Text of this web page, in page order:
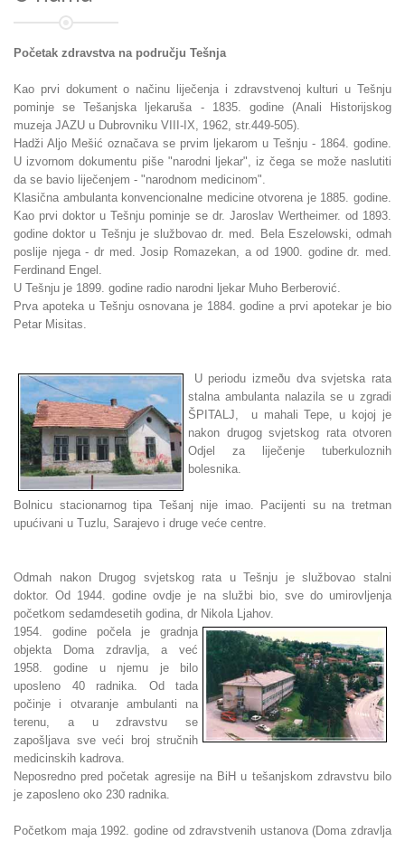
Početak zdravstva na području Tešnja
Kao prvi dokument o načinu liječenja i zdravstvenoj kulturi u Tešnju
pominje se Tešanjska ljekaruša - 1835. godine (Anali Historijskog
muzeja JAZU u Dubrovniku VIII-IX, 1962, str.449-505).
Hadži Aljo Mešić označava se prvim ljekarom u Tešnju - 1864. godine.
U izvornom dokumentu piše "narodni ljekar", iz čega se može naslutiti
da se bavio liječenjem - "narodnom medicinom".
Klasična ambulanta konvencionalne medicine otvorena je 1885. godine.
Kao prvi doktor u Tešnju pominje se dr. Jaroslav Wertheimer. od 1893.
godine doktor u Tešnju je službovao dr. med. Bela Eszelowski, odmah
poslije njega - dr med. Josip Romazekan, a od 1900. godine dr. med.
Ferdinand Engel.
U Tešnju je 1899. godine radio narodni ljekar Muho Berberović.
Prva apoteka u Tešnju osnovana je 1884. godine a prvi apotekar je bio
Petar Misitas.
U periodu izmeðu dva svjetska rata
stalna ambulanta nalazila se u zgradi
ŠPITALJ, u mahali Tepe, u kojoj je
nakon drugog svjetskog rata otvoren
Odjel za liječenje tuberkuloznih
bolesnika.
Bolnicu stacionarnog tipa Tešanj nije imao. Pacijenti su na tretman
upućivani u Tuzlu, Sarajevo i druge veće centre.
Odmah nakon Drugog svjetskog rata u Tešnju je službovao stalni
doktor. Od 1944. godine ovdje je na službi bio, sve do umirovljenja
početkom sedamdesetih godina, dr Nikola Ljahov.
1954. godine počela je gradnja
objekta Doma zdravlja, a već
1958. godine u njemu je bilo
uposleno 40 radnika. Od tada
počinje i otvaranje ambulanti na
terenu, a u zdravstvu se
zapošljava sve veći broj stručnih
medicinskih kadrova.
Neposredno pred početak agresije na BiH u tešanjskom zdravstvu bilo
je zaposleno oko 230 radnika.
Početkom maja 1992. godine od zdravstvenih ustanova (Doma zdravlja